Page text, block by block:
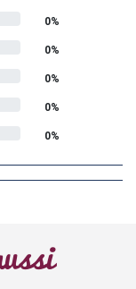
0%
0%
0%
0%
0%